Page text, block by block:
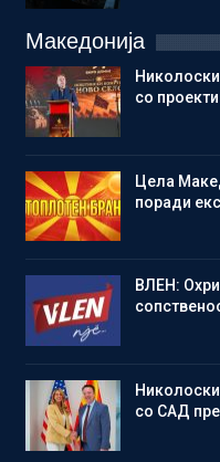
Македонија
со
Цела
поради
ВЛЕН:
со САД